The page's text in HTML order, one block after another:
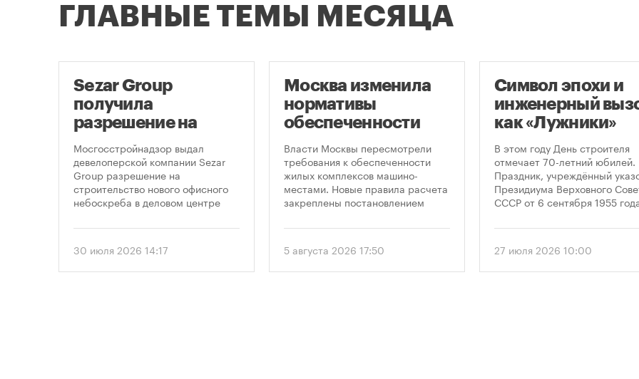
ГЛАВНЫЕ ТЕМЫ МЕСЯЦА
Sezar Group
получила
разрешение на
строительство
небоскреба в
«Москва-Сити»
Мосгосстройнадзор выдал
девелоперской компании Sezar
Group разрешение на
строительство нового офисного
небоскреба в деловом центре
предусматривает возведение 52-
метров.
30 июля 2026 14:17
Москва изменила
нормативы
обеспеченности
новостроек
парковками
Власти Москвы пересмотрели
требования к обеспеченности
жилых комплексов машино-
местами. Новые правила расчета
закреплены постановлением
от 5 августа 2026 года. Документ
подход к определению
необходимого количества
5 августа 2026 17:50
Символ эпохи и
инженерный
как «Лужники»
стали символом
Дня строителя
В этом году День строителя
отмечает 70-летний юбилей.
Праздник, учреждённый
Президиума Верховного
СССР от 6 сентября 1955
1956 года. И главным
стало открытие Большой
спортивной арены
27 июля 2026 10:00